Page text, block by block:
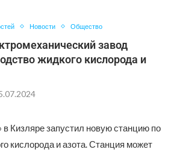
Новости Общество
завод
жидкого кислорода и
Кизляре запустил новую станцию по
кислорода и азота. Станция может